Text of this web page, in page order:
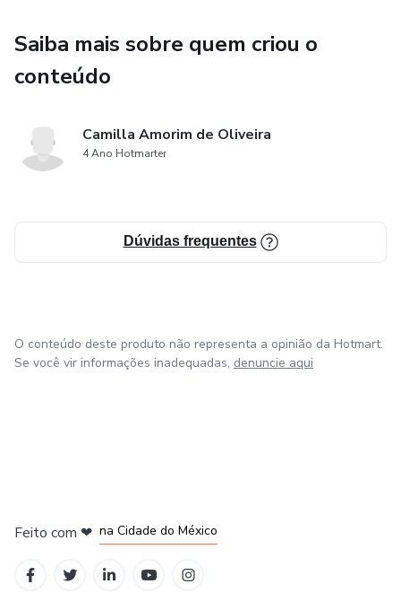
Saiba mais sobre quem criou o
conteúdo
Camilla Amorim de Oliveira
4 Ano Hotmarter
Dúvidas frequentes
O conteúdo deste produto não representa a opinião da Hotmart.
Se você vir informações inadequadas, denuncie aqui
Feito com ❤ na Cidade do México